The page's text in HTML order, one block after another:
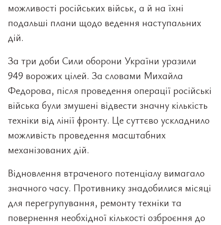
можливості російських військ, а й на їхні
подальші плани щодо ведення наступальних
дій.
За три доби Сили оборони України уразили
949 ворожих цілей. За словами Михайла
Федорова, після проведення операції російські
війська були змушені відвести значну кількість
техніки від лінії фронту. Це суттєво ускладнило
можливість проведення масштабних
механізованих дій.
Відновлення втраченого потенціалу вимагало
значного часу. Противнику знадобилися місяці
для перегрупування, ремонту техніки та
повернення необхідної кількості озброєння до